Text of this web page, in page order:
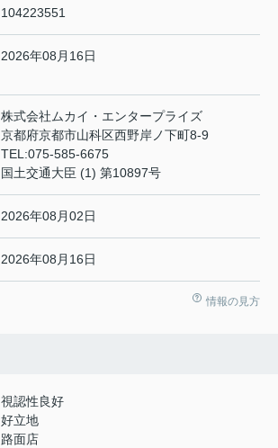
104223551
2026年08月16日
株式会社ムカイ・エンタープライズ
京都府京都市山科区西野岸ノ下町8-9
TEL:075-585-6675
国土交通大臣 (1) 第10897号
2026年08月02日
2026年08月16日
情報の見方
視認性良好
好立地
路面店